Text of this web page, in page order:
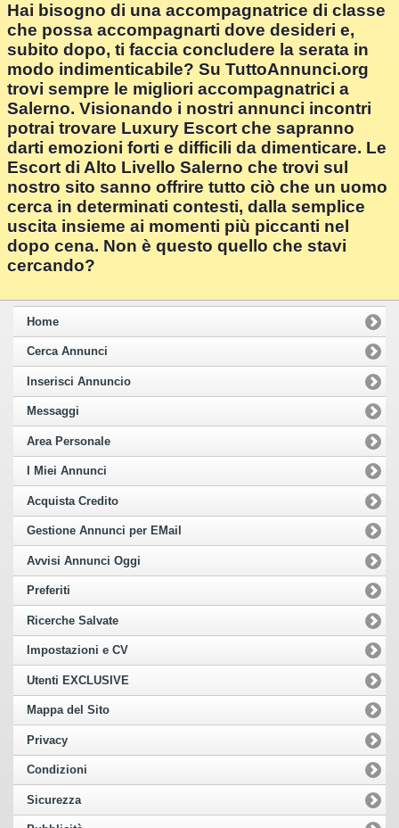
Hai bisogno di una accompagnatrice di classe
che possa accompagnarti dove desideri e,
subito dopo, ti faccia concludere la serata in
modo indimenticabile? Su TuttoAnnunci.org
trovi sempre le migliori accompagnatrici a
Salerno. Visionando i nostri annunci incontri
potrai trovare Luxury Escort che sapranno
darti emozioni forti e difficili da dimenticare. Le
Escort di Alto Livello Salerno che trovi sul
nostro sito sanno offrire tutto ciò che un uomo
cerca in determinati contesti, dalla semplice
uscita insieme ai momenti più piccanti nel
dopo cena. Non è questo quello che stavi
cercando?
Home
Cerca Annunci
Inserisci Annuncio
Messaggi
Area Personale
I Miei Annunci
Acquista Credito
Gestione Annunci per EMail
Avvisi Annunci Oggi
Preferiti
Ricerche Salvate
Impostazioni e CV
Utenti EXCLUSIVE
Mappa del Sito
Privacy
Condizioni
Sicurezza